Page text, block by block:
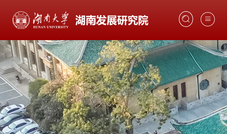
首页
部门介绍
湖南发展